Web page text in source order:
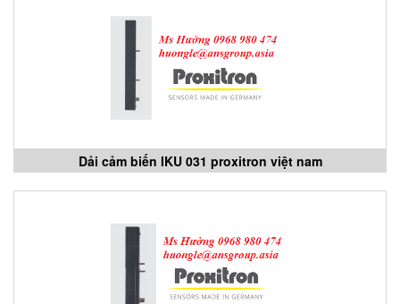
Dải cảm biến IKU 031 proxitron việt nam